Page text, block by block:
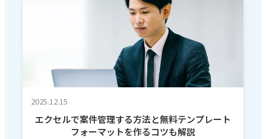
2025.12.15
エクセルで案件管理する方法と無料テンプレート
フォーマットを作るコツも解説